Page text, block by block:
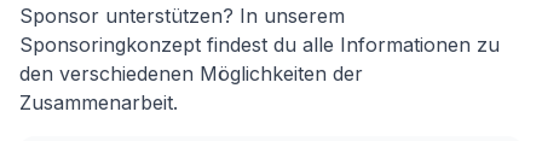
Sponsor unterstützen? In unserem
Sponsoringkonzept findest du alle Informationen zu
den verschiedenen Möglichkeiten der
Zusammenarbeit.